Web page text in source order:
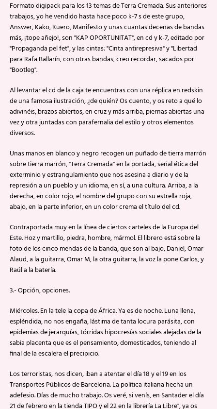
Formato digipack para los 13 temas de Terra Cremada. Sus anteriores
trabajos, yo he vendido hasta hace poco k-7 s de este grupo,
Answer, Kako, Kuero, Manifesto y unas cuantas decenas de bandas
más, ¡tope añejo!, son "KAP OPORTUNITAT", en cd y k-7, editado por
"Propaganda pel fet", y las cintas: "Cinta antirepresiva" y "Libertad
para Rafa Ballarín, con otras bandas, creo recordar, sacados por
"Bootleg".
Al levantar el cd de la caja te encuentras con una réplica en redskin
de una famosa ilustración, ¿de quién? Os cuento, y os reto a qué lo
adivinéis, brazos abiertos, en cruz y más arriba, piernas abiertas una
vez y otra juntadas con parafernalia del estilo y otros elementos
diversos.
Unas manos en blanco y negro recogen un puñado de tierra marrón
sobre tierra marrón, "Terra Cremada" en la portada, señal ética del
exterminio y estrangulamiento que nos asesina a diario y de la
represión a un pueblo y un idioma, en sí, a una cultura. Arriba, a la
derecha, en color rojo, el nombre del grupo con su estrella roja,
abajo, en la parte inferior, en un color crema el título del cd.
Contraportada muy en la línea de ciertos carteles de la Europa del
Este. Hoz y martillo, piedra, hombre, mármol. El librero está sobre la
foto de los cinco mendas de la banda, que son al bajo, Daniel, Omar
Alaud, a la guitarra, Omar M, la otra guitarra, la voz la pone Carlos, y
Raúl a la batería.
3.- Opción, opciones.
Miércoles. En la tele la copa de África. Ya es de noche. Luna llena,
espléndida, no nos engaña, lástima de tanta locura parásita, con
epidemias de jerarquías, tórridas hipocresías sociales alejadas de la
sabia placenta que es el pensamiento, domesticados, teniendo al
final de la escalera el precipicio.
Los terroristas, nos dicen, iban a atentar el día 18 y el 19 en los
Transportes Públicos de Barcelona. La política italiana hecha un
adefesio. Días de mucho trabajo. Os veré, si venís, en Santader el día
21 de febrero en la tienda TIPO y el 22 en la librería La Libre", ya os